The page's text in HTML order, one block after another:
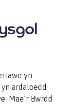
yn
ardaloedd
Mae’r Bwrdd